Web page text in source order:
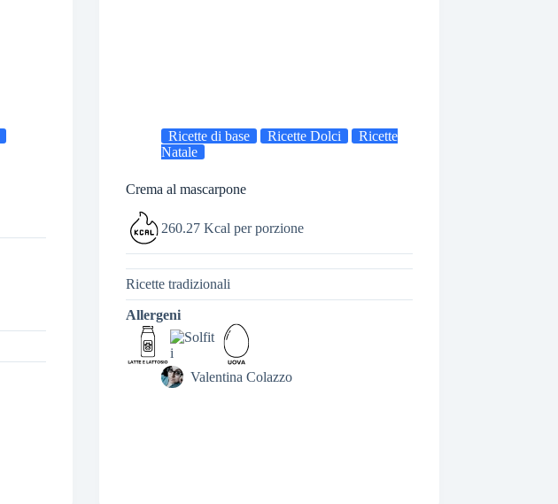
Ricette di base Ricette Dolci
Ricette
Natale
Crema al mascarpone
260.27 Kcal per porzione
Ricette tradizionali
Allergeni
Valentina Colazzo